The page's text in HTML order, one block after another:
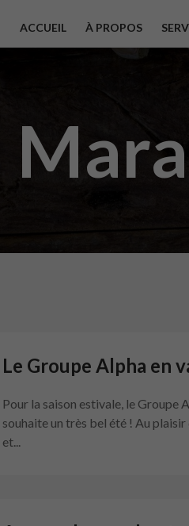
ACCUEIL À PROPOS
Le Groupe Alpha en
Pour la saison estivale, le Groupe
souhaite un très bel été ! Au
et...